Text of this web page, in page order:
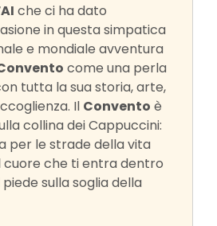
che ci ha dato
in questa simpatica
e mondiale avventura
come una perla
tutta la sua storia, arte,
Il Convento è
collina dei Cappuccini:
per le strade della vita
cuore che ti entra dentro
sulla soglia della